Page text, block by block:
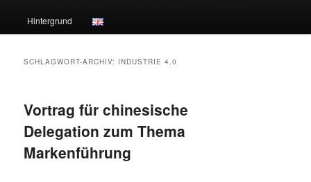
Hintergrund
SCHLAGWORT-ARCHIV: INDUSTRIE 4.0
Vortrag für chinesische
Delegation zum Thema
Markenführung